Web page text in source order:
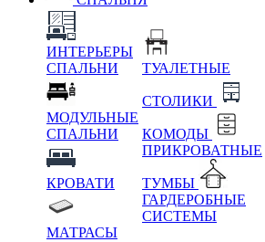
ИНТЕРЬЕРЫ
СПАЛЬНИ
МОДУЛЬНЫЕ
СПАЛЬНИ
КРОВАТИ
МАТРАСЫ
ТУАЛЕТНЫЕ
СТОЛИКИ
КОМОДЫ
ПРИКРОВАТНЫЕ
ТУМБЫ
ГАРДЕРОБНЫЕ
СИСТЕМЫ